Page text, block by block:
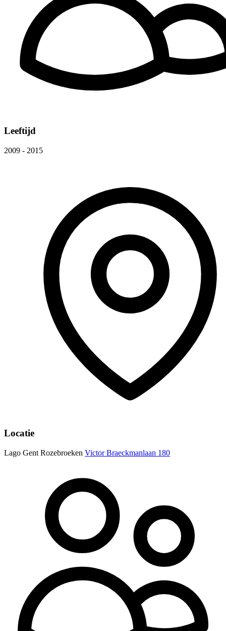
Leeftijd
2009 - 2015
Locatie
Lago Gent Rozebroeken Victor Braeckmanlaan 180